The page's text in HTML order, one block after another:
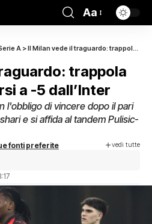
Aa
A >Il Milan vede il traguardo: trappola Lazio per portarsi a -5 dall’Inter
trappola
a -5 dall’Inter
l'obbligo di vincere dopo il pari
e si affida al tandem Pulisic-
fonti preferite vedi tutte